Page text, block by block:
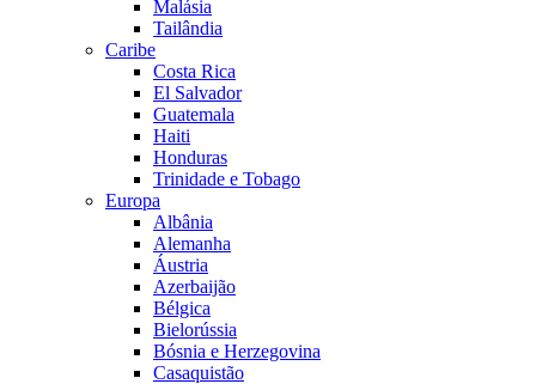
Malásia
Tailândia
Caribe
Costa Rica
El Salvador
Guatemala
Haiti
Honduras
Trinidade e Tobago
Europa
Albânia
Alemanha
Áustria
Azerbaijão
Bélgica
Bielorússia
Bósnia e Herzegovina
Casaquistão